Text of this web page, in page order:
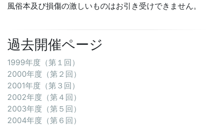
風俗本及び損傷の激しいものはお引き受けできません。
過去開催ページ
1999年度（第１回）
2000年度（第２回）
2001年度（第３回）
2002年度（第４回）
2003年度（第５回）
2004年度（第６回）